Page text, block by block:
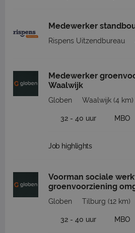
Medewerker
Rispens Uitzendbureau
Medewerker
Waalwijk
Globen Waalwijk (4 km)
32 - 40 uur MBO
Job highlights
Voorman sociale
groenvoorziening
Globen Tilburg (12 km)
32 - 40 uur MBO